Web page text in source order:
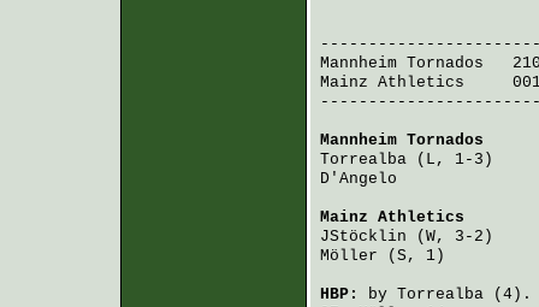
Mannheim Tornados
Mainz Athletics
Mannheim Tornados
Torrealba (L, 1-3)
D'Angelo
Mainz Athletics
JStöcklin (W, 3-2)
Möller (S, 1)
HBP: by Torrealba